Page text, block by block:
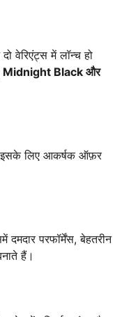
वेरिएंट्स में लॉन्च हो
Midnight Black और
इसके लिए आकर्षक ऑफ़र
परफॉर्मेंस, बेहतरीन
हैं।